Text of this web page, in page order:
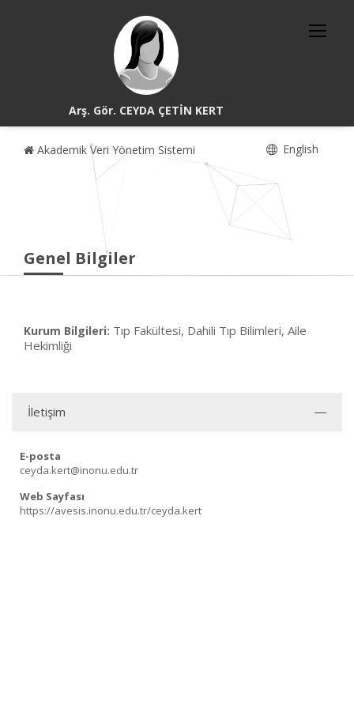
Arş. Gör. CEYDA ÇETİN KERT
Akademik Veri Yönetim Sistemi English
Genel Bilgiler
Kurum Bilgileri: Tıp Fakültesi, Dahili Tıp Bilimleri, Aile
Hekimliği
İletişim
E-posta
ceyda.kert@inonu.edu.tr
Web Sayfası
https://avesis.inonu.edu.tr/ceyda.kert